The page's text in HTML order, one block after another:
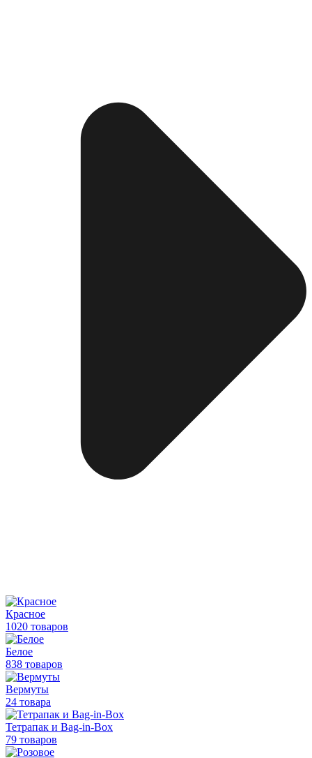
Красное
1020 товаров
Белое
838 товаров
Вермуты
24 товара
Тетрапак и Bag-in-Box
79 товаров